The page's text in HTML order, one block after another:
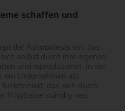
schaffen und
der Autopoiesis ein, das
selbst durch ihre eigenen
und reproduzieren. In der
ein Unternehmen als
das sich durch
Mitglieder ständig neu